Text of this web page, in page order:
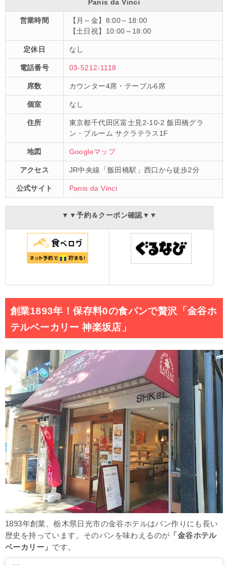
Panis da Vinci
営業時間
【月～金】8:00～18:00
【土日祝】10:00～18:00
定休日 なし
電話番号 03-5212-1118
席数 カウンター4席・テーブル6席
個室 なし
住所
東京都千代田区富士見2-10-2 飯田橋グラ
ン・ブルーム サクラテラス1F
地図 Googleマップ
アクセス JR中央線「飯田橋駅」西口から徒歩2分
公式サイト Panis da Vinci
▼▼予約＆クーポン確認▼▼
創業1893年！保存料0の食パンで贅沢「金谷ホ
テルベーカリー 神楽坂店」
1893年創業、栃木県日光市の金谷ホテルはパン作りにも長い
歴史を持っています。そのパンを味わえるのが 「金谷ホテル
ベーカリー」 です。